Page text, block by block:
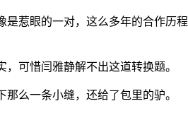
是惹眼的一对，这么多年的合作历
可惜闫雅静解不出这道转换题。
么一条小缝，还给了包里的驴。